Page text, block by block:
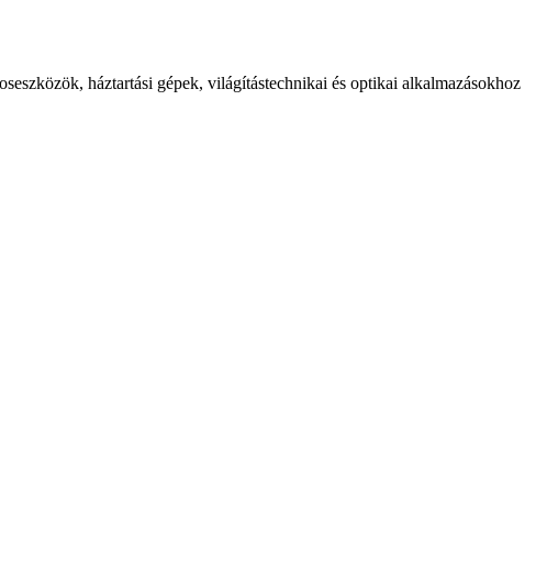
háztartási gépek, világítástechnikai és optikai alkalmazásokhoz